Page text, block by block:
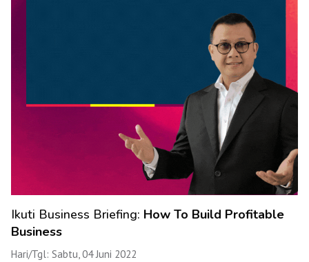
Ikuti Business Briefing: How To Build Profitable
Business
Hari/Tgl: Sabtu, 04 Juni 2022